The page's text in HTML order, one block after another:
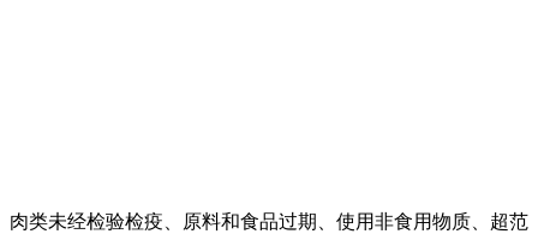
类未经检验检疫、原料和食品过期、使用非食用物质、超范